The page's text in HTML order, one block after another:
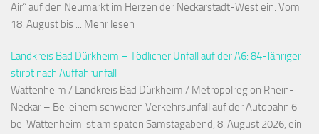
Air“ auf den Neumarkt im Herzen der Neckarstadt-West ein. Vom
18. August bis ... Mehr lesen
Landkreis Bad Dürkheim – Tödlicher Unfall auf der A6: 84-Jähriger
stirbt nach Auffahrunfall
Wattenheim / Landkreis Bad Dürkheim / Metropolregion Rhein-
Neckar – Bei einem schweren Verkehrsunfall auf der Autobahn 6
bei Wattenheim ist am späten Samstagabend, 8. August 2026, ein